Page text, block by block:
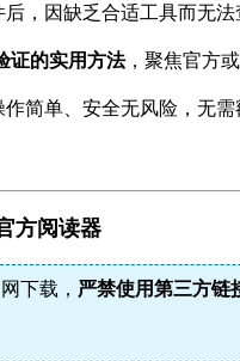
，因缺乏合适工具而无
证的实用方法，聚焦官方
简单、安全无风险，无
方阅读器
下载， 严禁使用第三方链